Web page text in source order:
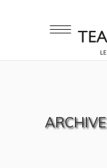
ARCHIVE